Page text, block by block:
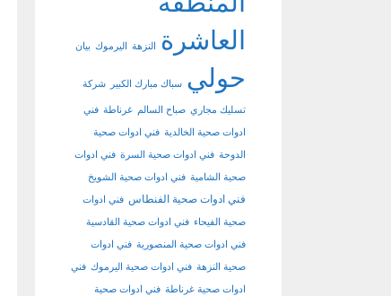
العاشرة
النزهة اليرموك بيان
حولي سباك مبارك الكبير شركة
تسليك مجاري صباح السالم غرناطة فني
ادوات صحية الخالدية فني ادوات صحية
الدوحة فني ادوات صحية السرة فني ادوات
صحية الشامية فني ادوات صحية الشويخ
فني ادوات صحية الفنطاس فني ادوات
صحية الفيحاء فني ادوات صحية القادسية
فني ادوات صحية المنصورية فني ادوات
صحية النزهة فني ادوات صحية اليرموك فني
ادوات صحية غرناطة فني ادوات صحية